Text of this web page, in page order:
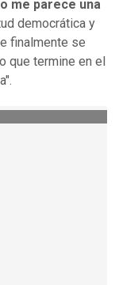
me parece una
democrática y
finalmente se
que termine en el